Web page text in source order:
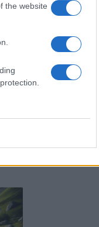
the website